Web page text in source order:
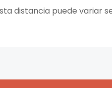
distancia puede variar